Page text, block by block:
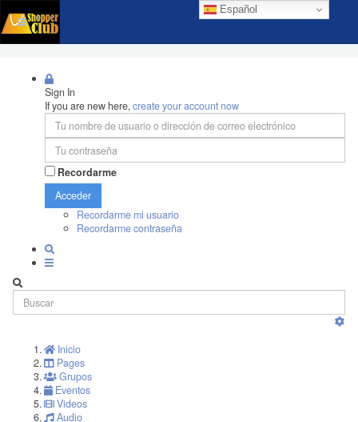
Español
Sign In
If you are new here,create your account now
Recordarme
Acceder
Recordarme mi usuario
Recordarme contraseña
Inicio
Pages
Grupos
Eventos
Videos
Audio